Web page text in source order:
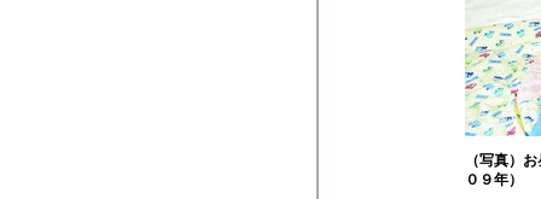
（写真）
０９年）